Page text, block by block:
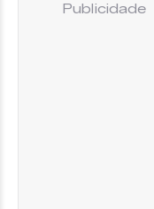
Publicidade